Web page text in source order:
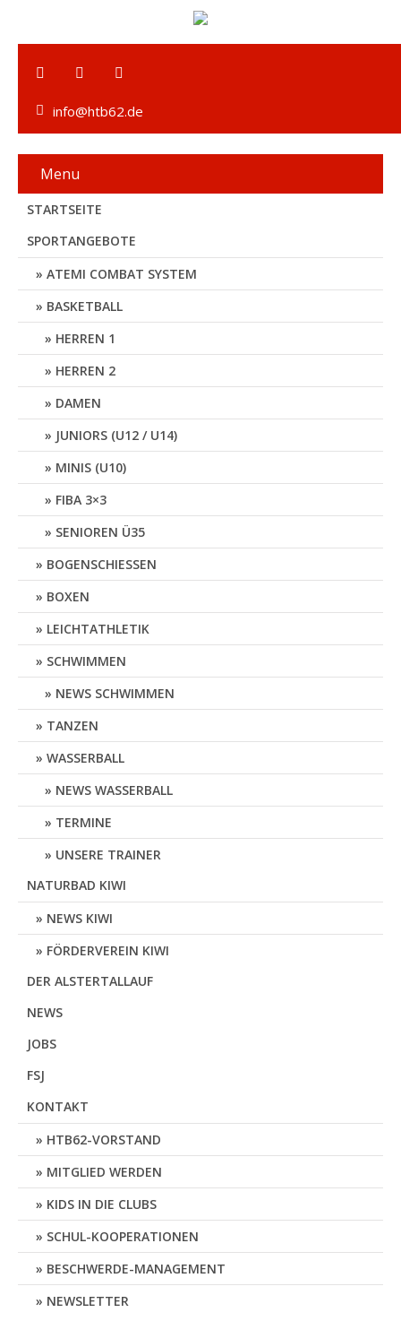
info@htb62.de
Menu
STARTSEITE
SPORTANGEBOTE
ATEMI COMBAT SYSTEM
BASKETBALL
HERREN 1
HERREN 2
DAMEN
JUNIORS (U12 / U14)
MINIS (U10)
FIBA 3×3
SENIOREN Ü35
BOGENSCHIESSEN
BOXEN
LEICHTATHLETIK
SCHWIMMEN
NEWS SCHWIMMEN
TANZEN
WASSERBALL
NEWS WASSERBALL
TERMINE
UNSERE TRAINER
NATURBAD KIWI
NEWS KIWI
FÖRDERVEREIN KIWI
DER ALSTERTALLAUF
NEWS
JOBS
FSJ
KONTAKT
HTB62-VORSTAND
MITGLIED WERDEN
KIDS IN DIE CLUBS
SCHUL-KOOPERATIONEN
BESCHWERDE-MANAGEMENT
NEWSLETTER